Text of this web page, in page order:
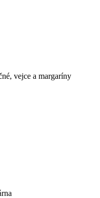
vejce a margaríny